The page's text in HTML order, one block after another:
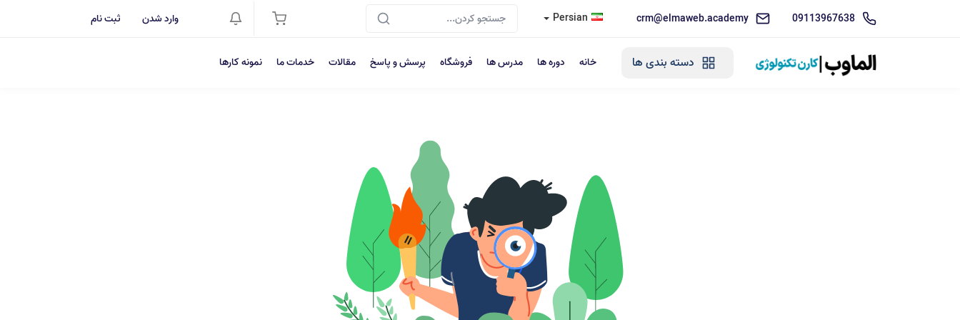
09113967638
crm@elmaweb.academy
Persian وارد شدن ثبت نام
دسته بندی ها خانه دوره ها مدرس ها فروشگاه پرسش و پاسخ مقالات خدمات ما نمونه کارها